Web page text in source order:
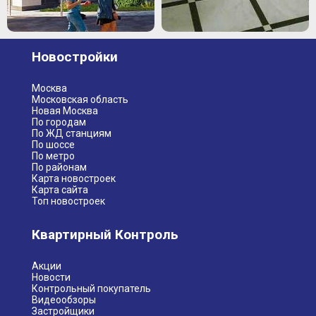
Новостройки
Москва
Московская область
Новая Москва
По городам
По ЖД станциям
По шоссе
По метро
По районам
Карта новостроек
Карта сайта
Топ новостроек
Квартирный Контроль
Акции
Новости
Контрольный покупатель
Видеообзоры
Застройщики